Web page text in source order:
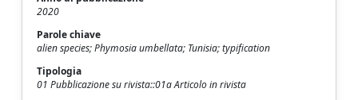
2020
Parole chiave
alien species; Phymosia umbellata; Tunisia; typification
Tipologia
01 Pubblicazione su rivista::01a Articolo in rivista